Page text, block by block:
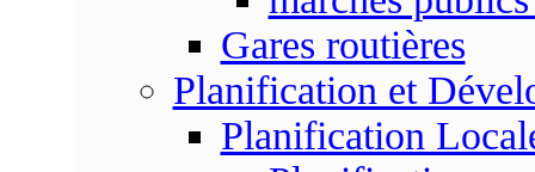
Gares routières
Planification et
Planification